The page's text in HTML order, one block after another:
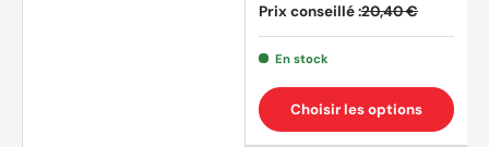
Prix conseillé :20,40 €
En stock
Choisir les options